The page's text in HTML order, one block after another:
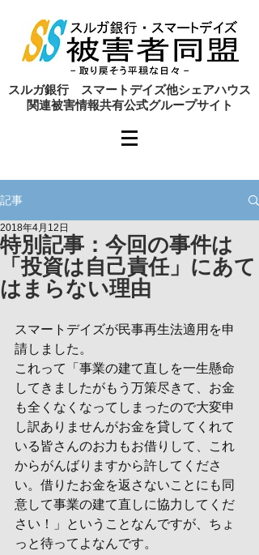
​スルガ銀行 スマートデイズ他シェアハウス
関連被害情報共有公式グループサイト
記事
特別記事：今回の事件は
「投資は自己責任」にあて
はまらない理由
2018年4月12日
スマートデイズが民事再生法適用を申
請しました。
これって「事業の建て直しを一生懸命
してきましたがもう万策尽きて、お金
も全くなくなってしまったので大変申
し訳ありませんがお金を貸してくれて
いる皆さんのお力もお借りして、これ
からがんばりますから許してくださ
い。借りたお金を返さないことにも同
意して事業の建て直しに協力してくだ
さい！」ということなんですが、ちょ
っと待ってよなんです。